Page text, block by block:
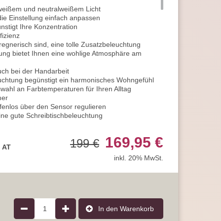
und neutralweißem Licht
Einstellung einfach anpassen
Ihre Konzentration
sind, eine tolle Zusatzbeleuchtung
bietet Ihnen eine wohlige Atmosphäre am
bei der Handarbeit
begünstigt ein harmonisches Wohngefühl
an Farbtemperaturen für Ihren Alltag
über den Sensor regulieren
gute Schreibtischbeleuchtung
schöne Lichtbegleitung
mit Freunden zusammen und genießen Sie eine
die zuletzt gewählte Lichteinstellung
199 € 169,95 €
inkl. 20% MwSt.
1 In den Warenkorb